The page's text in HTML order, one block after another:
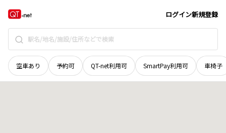
ログイン新規登録
空車あり 予約可 QT-net利用可 SmartPay利用可 車椅子
秋田県